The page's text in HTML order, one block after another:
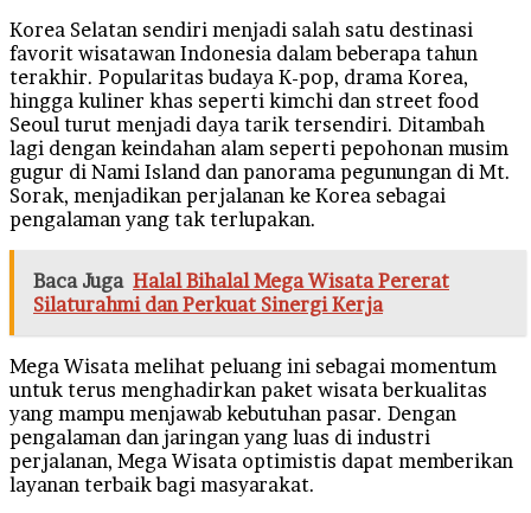
Korea Selatan sendiri menjadi salah satu destinasi
favorit wisatawan Indonesia dalam beberapa tahun
terakhir. Popularitas budaya K-pop, drama Korea,
hingga kuliner khas seperti kimchi dan street food
Seoul turut menjadi daya tarik tersendiri. Ditambah
lagi dengan keindahan alam seperti pepohonan musim
gugur di Nami Island dan panorama pegunungan di Mt.
Sorak, menjadikan perjalanan ke Korea sebagai
pengalaman yang tak terlupakan.
Baca Juga Halal Bihalal Mega Wisata Pererat
Silaturahmi dan Perkuat Sinergi Kerja
Mega Wisata melihat peluang ini sebagai momentum
untuk terus menghadirkan paket wisata berkualitas
yang mampu menjawab kebutuhan pasar. Dengan
pengalaman dan jaringan yang luas di industri
perjalanan, Mega Wisata optimistis dapat memberikan
layanan terbaik bagi masyarakat.